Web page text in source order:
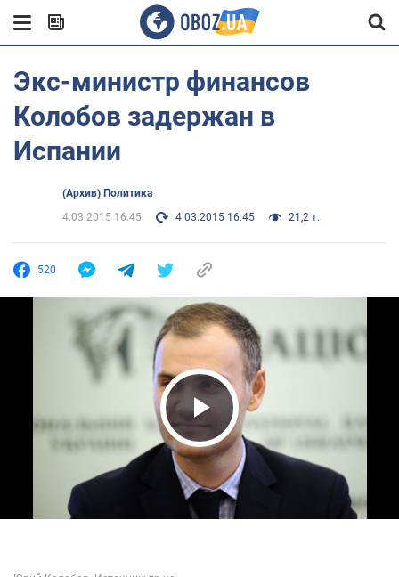
Экс-министр финансов
Колобов задержан в
Испании
(Архив) Политика
4.03.2015 16:45
4.03.2015 16:45 21,2 т.
520
Play Video